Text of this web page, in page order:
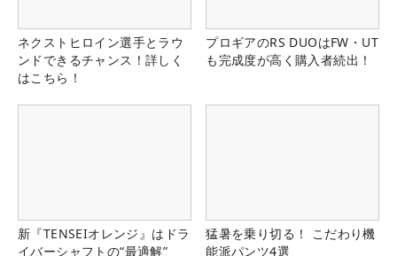
ネクストヒロイン選手とラウ
ンドできるチャンス！詳しく
はこちら！
プロギアのRS DUOはFW・UT
も完成度が高く購入者続出！
新『TENSEIオレンジ』はドラ
イバーシャフトの“最適解”
猛暑を乗り切る！ こだわり機
能派パンツ4選